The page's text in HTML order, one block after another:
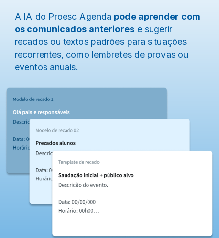
A IA do Proesc Agenda pode aprender com
os comunicados anteriores e sugerir
recados ou textos padrões para situações
recorrentes, como lembretes de provas ou
eventos anuais.